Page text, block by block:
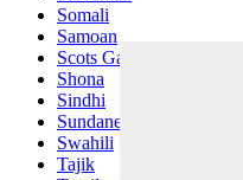
Somali
Samoan
Scots Gaelic
Shona
Sindhi
Sundanese
Swahili
Tajik